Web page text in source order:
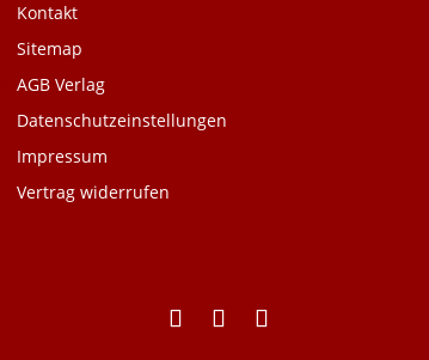
Kontakt
Sitemap
AGB Verlag
Datenschutzeinstellungen
Impressum
Vertrag widerrufen